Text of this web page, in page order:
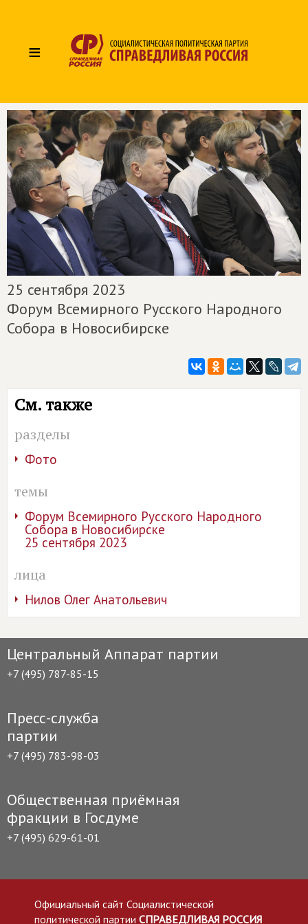
≡
25 сентября 2023
Форум Всемирного Русского Народного
Собора в Новосибирске
См. также
разделы
Фото
темы
Форум Всемирного Русского Народного
Собора в Новосибирске
25 сентября 2023
лица
Нилов Олег Анатольевич
Центральный Аппарат партии
+7 (495) 787-85-15
Пресс-служба
партии
+7 (495) 783-98-03
Общественная приёмная
фракции в Госдуме
+7 (495) 629-61-01
Официальный сайт Социалистической
политической партии СПРАВЕДЛИВАЯ РОССИЯ